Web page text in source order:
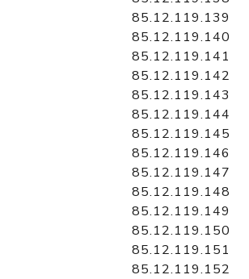
85.12.119.139
85.12.119.140
85.12.119.141
85.12.119.142
85.12.119.143
85.12.119.144
85.12.119.145
85.12.119.146
85.12.119.147
85.12.119.148
85.12.119.149
85.12.119.150
85.12.119.151
85.12.119.152